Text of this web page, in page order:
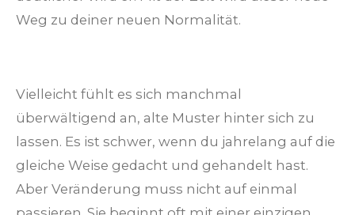
Weg zu deiner neuen Normalität.
Vielleicht fühlt es sich manchmal
überwältigend an, alte Muster hinter sich zu
lassen. Es ist schwer, wenn du jahrelang auf die
gleiche Weise gedacht und gehandelt hast.
Aber Veränderung muss nicht auf einmal